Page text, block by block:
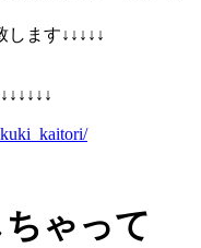
します↓↓↓↓↓
ゃって